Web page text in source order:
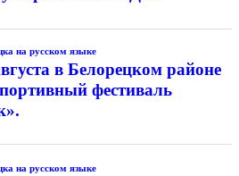
на русском языке
в Белорецком районе
фестиваль
на русском языке